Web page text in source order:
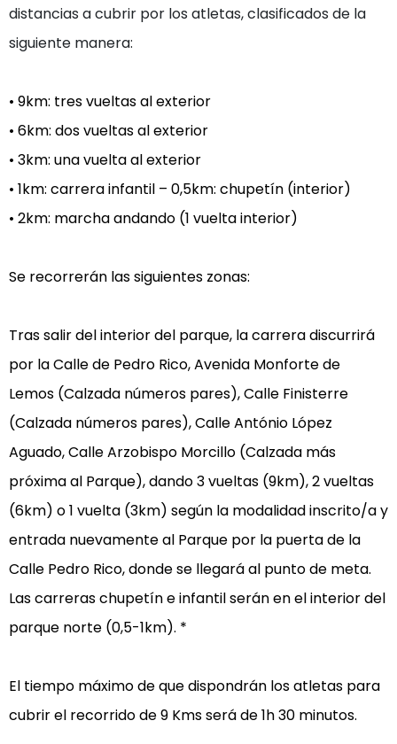
distancias a cubrir por los atletas, clasificados de la
siguiente manera:
• 9km: tres vueltas al exterior
• 6km: dos vueltas al exterior
• 3km: una vuelta al exterior
• 1km: carrera infantil – 0,5km: chupetín (interior)
• 2km: marcha andando (1 vuelta interior)
Se recorrerán las siguientes zonas:
Tras salir del interior del parque, la carrera discurrirá
por la Calle de Pedro Rico, Avenida Monforte de
Lemos (Calzada números pares), Calle Finisterre
(Calzada números pares), Calle António López
Aguado, Calle Arzobispo Morcillo (Calzada más
próxima al Parque), dando 3 vueltas (9km), 2 vueltas
(6km) o 1 vuelta (3km) según la modalidad inscrito/a y
entrada nuevamente al Parque por la puerta de la
Calle Pedro Rico, donde se llegará al punto de meta.
Las carreras chupetín e infantil serán en el interior del
parque norte (0,5-1km). *
El tiempo máximo de que dispondrán los atletas para
cubrir el recorrido de 9 Kms será de 1h 30 minutos.